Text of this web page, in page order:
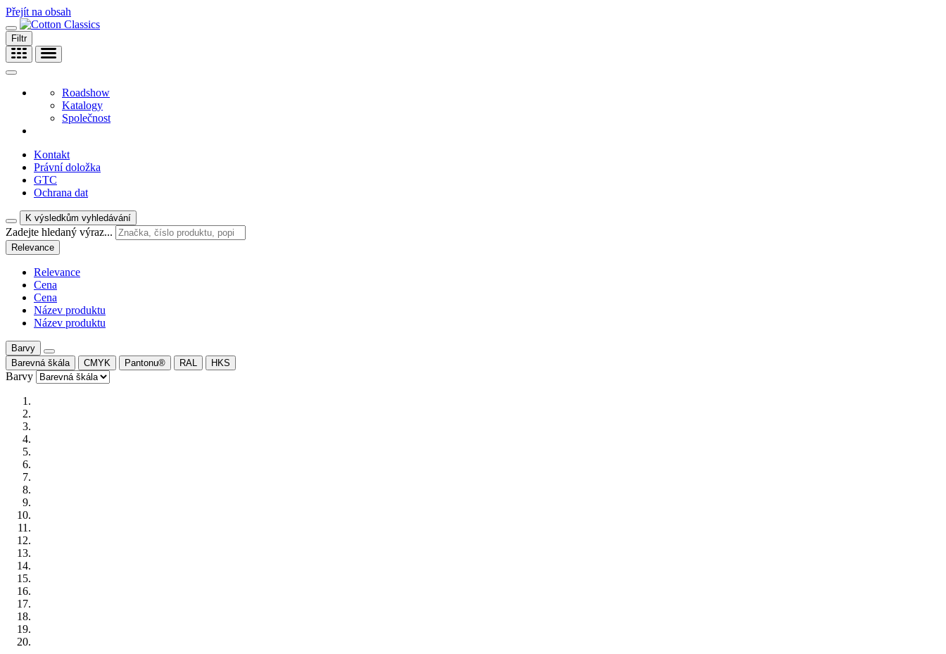
Přejít na obsah
Filtr
Roadshow
Katalogy
Společnost
Kontakt
Právní doložka
GTC
Ochrana dat
K výsledkům vyhledávání
Zadejte hledaný výraz...
Relevance
Relevance
Cena
Cena
Název produktu
Název produktu
Barvy
Barevná škála
CMYK Pantonu® RAL HKS
Barvy